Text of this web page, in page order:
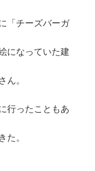
「チーズバーガ
になっていた建
ん。
行ったこともあ
た。